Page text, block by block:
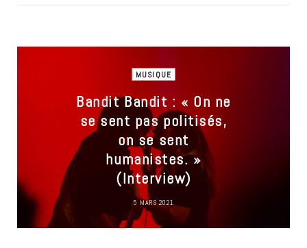
MUSIQUE
Bandit Bandit : « On ne
se sent pas politisés,
on se sent
humanistes. »
(Interview)
5 MARS 2021